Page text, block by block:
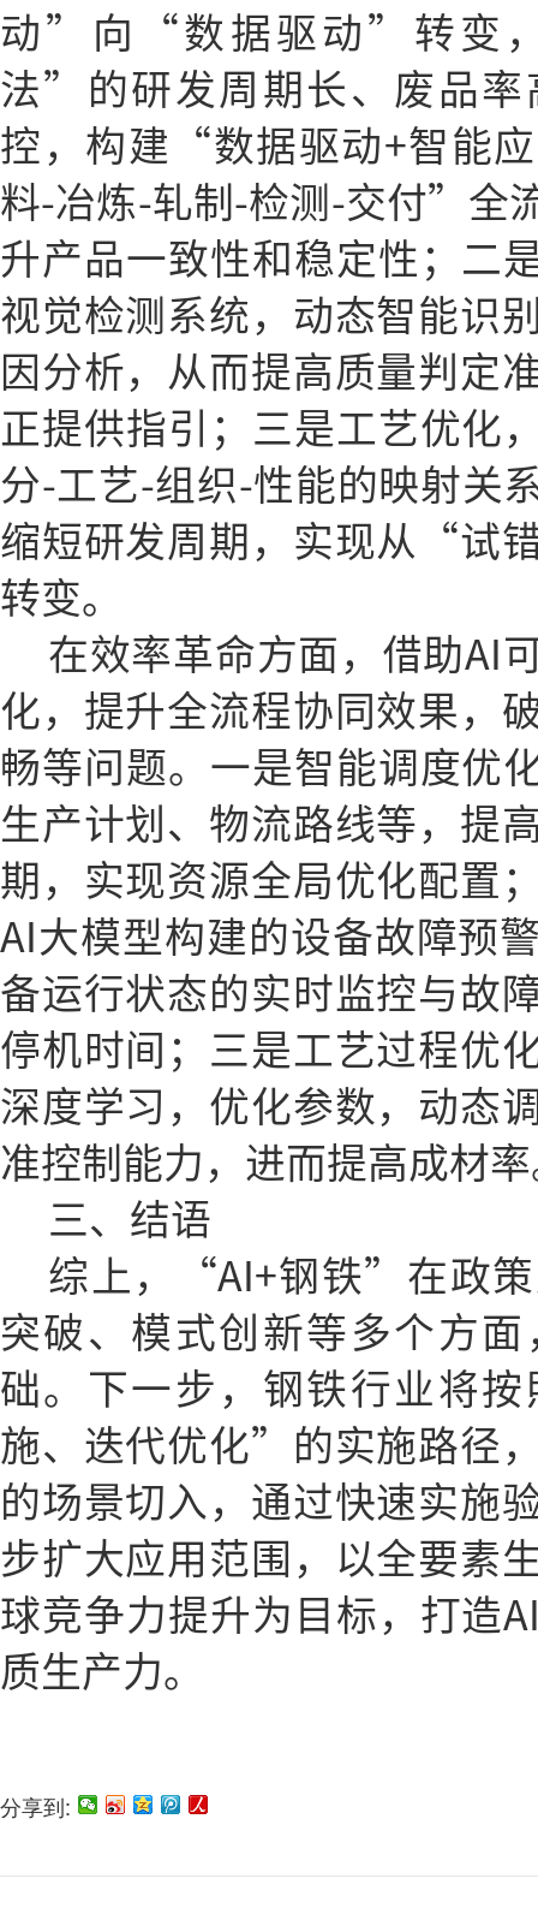
动”向“数据驱动”转变
法”的研发周期长、废品率
控，构建“数据驱动+智能
料-冶炼-轧制-检测-交付”全
升产品一致性和稳定性；二
视觉检测系统，动态智能识
因分析，从而提高质量判定
正提供指引；三是工艺优化
分-工艺-组织-性能的映射关
缩短研发周期，实现从“
转变。
在效率革命方面，借助AI
化，提升全流程协同效果，
畅等问题。一是智能调度优
生产计划、物流路线等，提
期，实现资源全局优化配置
AI大模型构建的设备故障预
备运行状态的实时监控与故
停机时间；三是工艺过程优
深度学习，优化参数，动态
准控制能力，进而提高成材
三、结语
综上，“AI+钢铁”在政策
突破、模式创新等多个方
础。下一步，钢铁行业将
施、迭代优化”的实施路径
的场景切入，通过快速实施
步扩大应用范围，以全要素
球竞争力提升为目标，打造
质生产力。
分享到: